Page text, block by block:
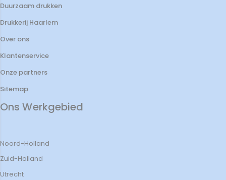
Duurzaam drukken
Drukkerij Haarlem
Over ons
Klantenservice
Onze partners
Sitemap
Ons Werkgebied
Noord-Holland
Zuid-Holland
Utrecht